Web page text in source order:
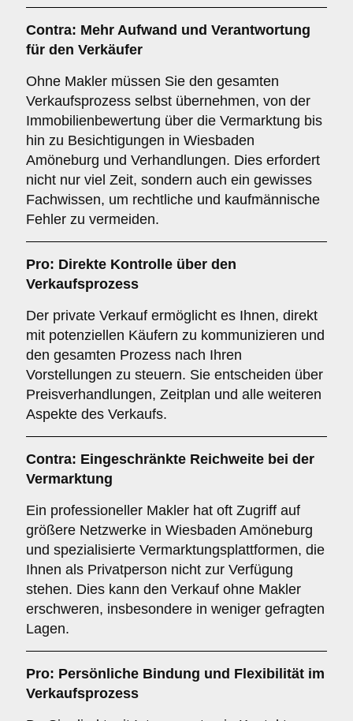
Contra: Mehr Aufwand und Verantwortung
für den Verkäufer
Ohne Makler müssen Sie den gesamten
Verkaufsprozess selbst übernehmen, von der
Immobilienbewertung über die Vermarktung bis
hin zu Besichtigungen in Wiesbaden
Amöneburg und Verhandlungen. Dies erfordert
nicht nur viel Zeit, sondern auch ein gewisses
Fachwissen, um rechtliche und kaufmännische
Fehler zu vermeiden.
Pro: Direkte Kontrolle über den
Verkaufsprozess
Der private Verkauf ermöglicht es Ihnen, direkt
mit potenziellen Käufern zu kommunizieren und
den gesamten Prozess nach Ihren
Vorstellungen zu steuern. Sie entscheiden über
Preisverhandlungen, Zeitplan und alle weiteren
Aspekte des Verkaufs.
Contra: Eingeschränkte Reichweite bei der
Vermarktung
Ein professioneller Makler hat oft Zugriff auf
größere Netzwerke in Wiesbaden Amöneburg
und spezialisierte Vermarktungsplattformen, die
Ihnen als Privatperson nicht zur Verfügung
stehen. Dies kann den Verkauf ohne Makler
erschweren, insbesondere in weniger gefragten
Lagen.
Pro: Persönliche Bindung und Flexibilität im
Verkaufsprozess